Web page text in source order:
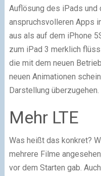
Auflösung des iPads und
anspruchsvolleren Apps
aus als auf dem iPhone
zum iPad 3 merklich
die mit dem neuen
neuen Animationen
Darstellung überzugehen.
Mehr LTE
Was heißt das konkret?
mehrere Filme
vor dem Starten gab.